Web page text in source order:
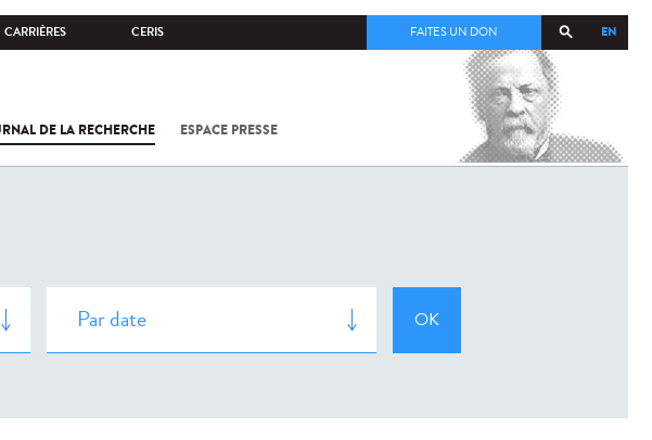
CARRIÈRES CERIS EN
FAITES UN DON
DE LA RECHERCHE ESPACE PRESSE
COV-2 /